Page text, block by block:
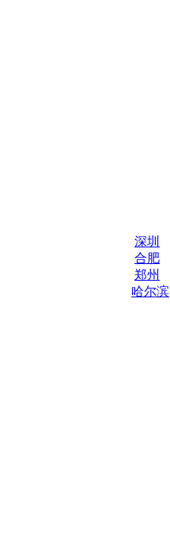
深圳
合肥
郑州
哈尔滨